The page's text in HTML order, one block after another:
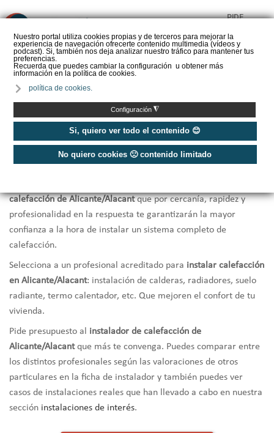
Nuestro portal utiliza cookies propias y de terceros para mejorar la
experiencia de navegación ofrecerte contenido multimedia (vídeos y
podcast). Si, también nos deja analizar nuestro tráfico para mantener tus
preferencias.
Recuerda que puedes cambiar la configuración u obtener más
información en la política de cookies.
política de cookies.
Configuración ◮
Si, quiero ver todo el contenido 😊
No quiero cookies 🙁 contenido limitado
PIDE
CALORYFRIO
Inicio
Instaladores Calefacción
Alicante/Alacant
calefacción de Alicante/Alacantque por cercanía, rapidez y
profesionalidad en la respuesta te garantizarán la mayor
confianza a la hora de instalar un sistema completo de
calefacción.
Selecciona a un profesional acreditado para instalar calefacción
en Alicante/Alacant: instalación de calderas, radiadores, suelo
radiante, termo calentador, etc. Que mejoren el confort de tu
vivienda.
Pide presupuesto al instalador de calefacción de
Alicante/Alacantque más te convenga. Puedes comparar entre
los distintos profesionales según las valoraciones de otros
particulares en la ficha de instalador y también puedes ver
casos de instalaciones reales que han llevado a cabo en nuestra
sección instalaciones de interés.